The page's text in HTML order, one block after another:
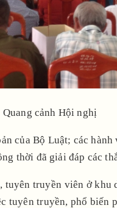
Quang cảnh Hội nghị
của Bộ Luật; các
thời đã giải đáp các
truyền viên ở
truyền, phổ